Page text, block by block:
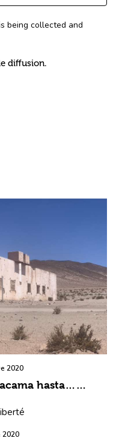
being collected and
diffusion.
2020
hasta……
2020